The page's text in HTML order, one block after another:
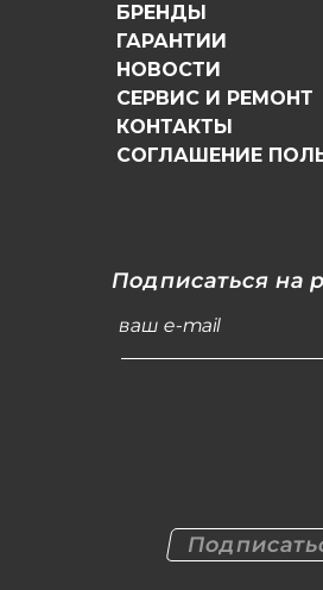
БРЕНДЫ
ГАРАНТИИ
НОВОСТИ
СЕРВИС И РЕМОНТ
КОНТАКТЫ
СОГЛАШЕНИЕ
Подписаться на
ваш e-mail